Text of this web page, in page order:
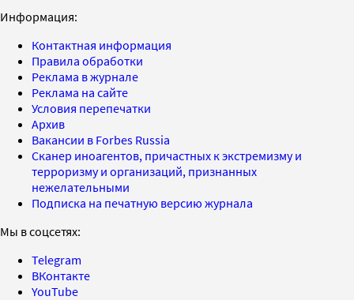
Информация:
Контактная информация
Правила обработки
Реклама в журнале
Реклама на сайте
Условия перепечатки
Архив
Вакансии в Forbes Russia
Сканер иноагентов, причастных к экстремизму и
терроризму и организаций, признанных
нежелательными
Подписка на печатную версию журнала
Мы в соцсетях:
Telegram
ВКонтакте
YouTube